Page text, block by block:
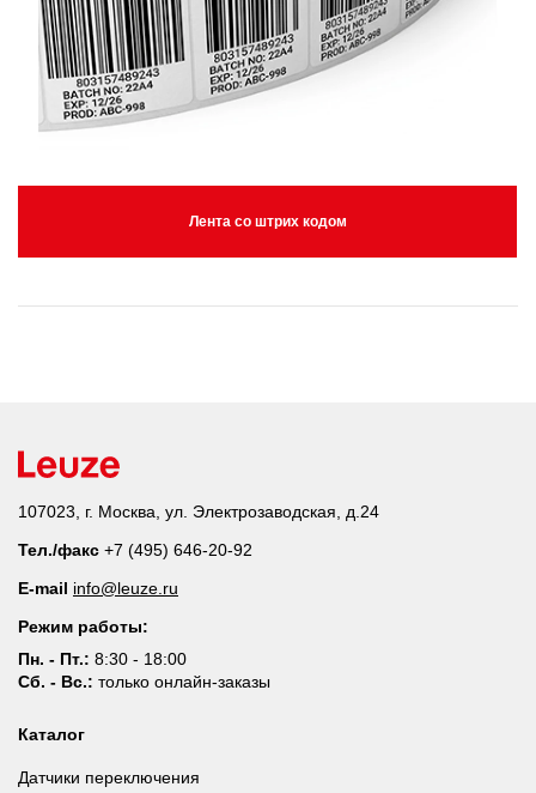
Лента со штрих кодом
107023, г. Москва, ул. Электрозаводская, д.24
Тел./факс +7 (495) 646-20-92
E-mail info@leuze.ru
Режим работы:
Пн. - Пт.: 8:30 - 18:00
Сб. - Вс.: только онлайн-заказы
Каталог
Датчики переключения